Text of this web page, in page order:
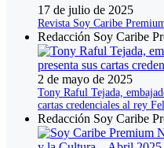
17 de julio de 2025
Revista Soy Caribe
Redacción Soy Caribe
2 de mayo de 2025
Tony Raful Tejada,
cartas credenciales al rey
Redacción Soy Caribe